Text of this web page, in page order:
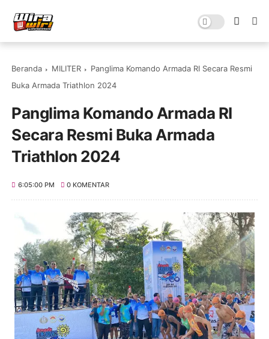
Beranda MILITER
Panglima Komando Armada RI Secara Resmi
Buka Armada Triathlon 2024
Panglima Komando Armada RI
Secara Resmi Buka Armada
Triathlon 2024
6:05:00 PM 0 KOMENTAR